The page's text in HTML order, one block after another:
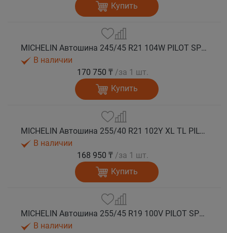
Купить
MICHELIN Автошина 245/45 R21 104W PILOT SPORT 4 SUV лето
В наличии
170 750 ₸ /за 1 шт.
Купить
MICHELIN Автошина 255/40 R21 102Y XL TL PILOT SPORT 4 SUV MO лето
В наличии
168 950 ₸ /за 1 шт.
Купить
MICHELIN Автошина 255/45 R19 100V PILOT SPORT 4 SUV лето
В наличии